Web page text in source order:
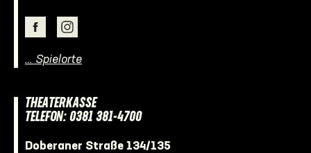
… Spielorte
THEATERKASSE
TELEFON: 0381 381-4700
Doberaner Straße 134/135